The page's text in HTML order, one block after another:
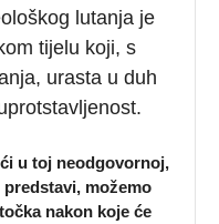
lutanja je
tijelu koji, s
urasta u duh
u toj neodgovornoj,
možemo
nakon koje će